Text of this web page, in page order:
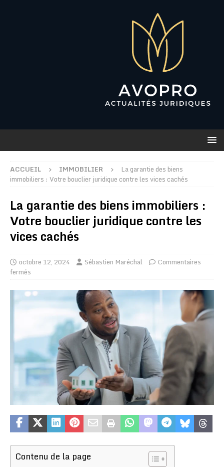
ACCUEIL IMMOBILIER
La garantie des biens
immobiliers : Votre bouclier juridique contre les vices cachés
La garantie des biens immobiliers :
Votre bouclier juridique contre les
vices cachés
octobre 12, 2024 Sébastien Maréchal
Commentaires
fermés
Contenu de la page